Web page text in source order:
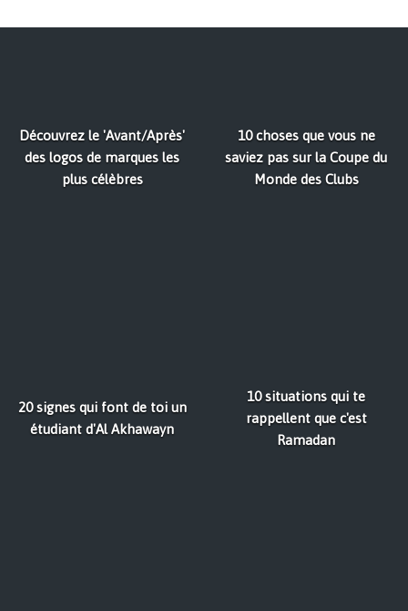
Découvrez le 'Avant/Après'
des logos de marques les
plus célèbres
10 choses que vous ne
saviez pas sur la Coupe du
Monde des Clubs
20 signes qui font de toi un
étudiant d'Al Akhawayn
10 situations qui te
rappellent que c'est
Ramadan